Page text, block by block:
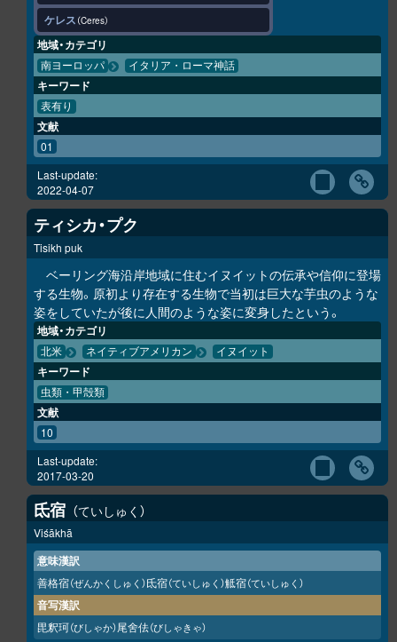
ケレス Ceres
地域・カテゴリ
南ヨーロッパ イタリア・ローマ神話
キーワード
表有り
文献
01
Last-update:
2022-04-07
ティシカ・プク
Tisikh puk
ベーリング海沿岸地域に住むイヌイットの伝承や信仰に登場
する生物。原初より存在する生物で当初は巨大な芋虫のような
姿をしていたが後に人間のような姿に変身したという。
地域・カテゴリ
北米 ネイティブアメリカン イヌイット
キーワード
虫類・甲殻類
文献
10
Last-update:
2017-03-20
氐宿 ていしゅく
Viśākhā
意味漢訳
善格宿（ぜんかくしゅく）氐宿（ていしゅく）觝宿（ていしゅく）
音写漢訳
毘釈珂（びしゃか）尾舍佉（びしゃきゃ）